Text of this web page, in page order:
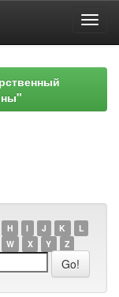
H I J K
L
W X Y Z